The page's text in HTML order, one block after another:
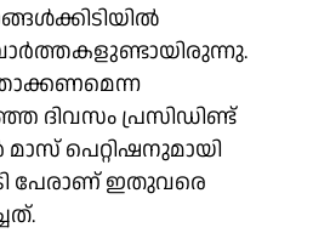
ദിവസം പ്രസിഡിണ്ട്
പെറ്റിഷനുമായി
പേരാണ് ഇതുവരെ